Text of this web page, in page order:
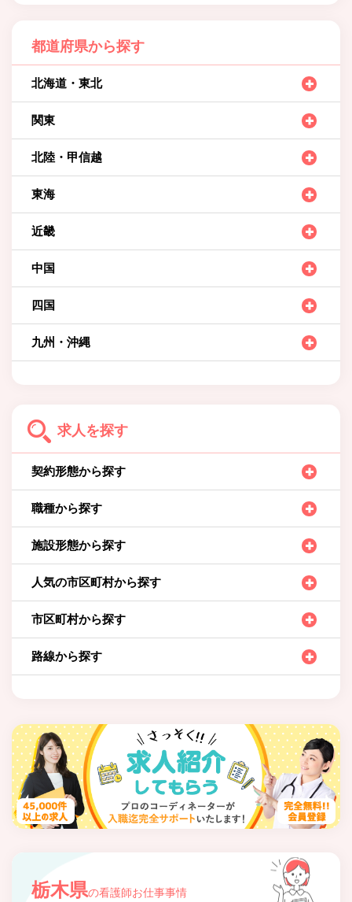
都道府県から探す
北海道・東北
関東
北陸・甲信越
東海
近畿
中国
四国
九州・沖縄
求人を探す
契約形態から探す
職種から探す
施設形態から探す
人気の市区町村から探す
市区町村から探す
路線から探す
栃木県の看護師お仕事事情